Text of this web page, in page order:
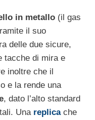
in metallo (il gas
il suo
delle due sicure,
tacche di mira e
inoltre che il
e la rende una
, dato l’alto standard
Una replica che